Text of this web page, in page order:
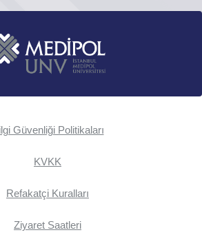
Güvenliği Politikaları
KVKK
Refakatçi Kuralları
Ziyaret Saatleri